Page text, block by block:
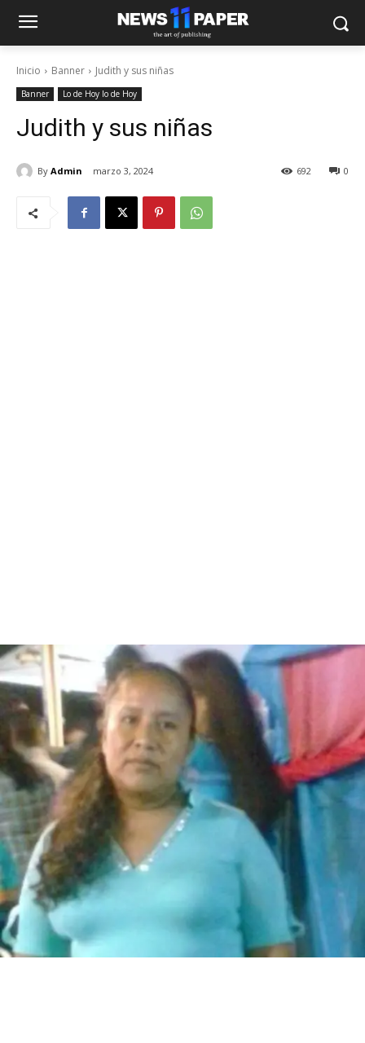
Inicio Banner Judith y sus niñas
Banner Lo de Hoy lo de Hoy
Judith y sus niñas
By Admin marzo 3, 2024 0
692